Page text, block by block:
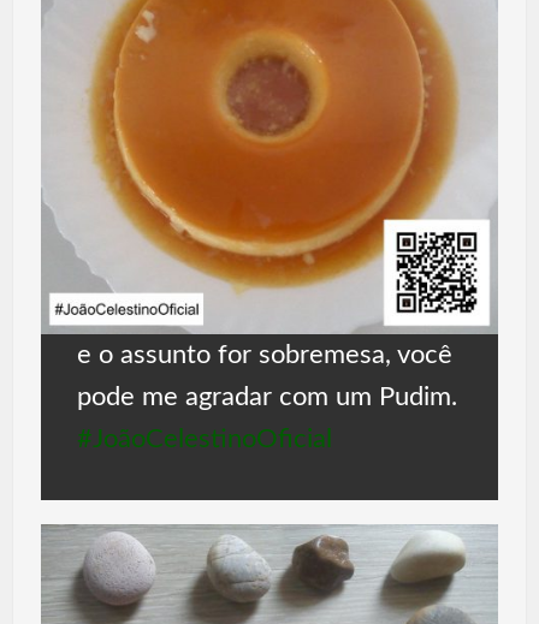
e o assunto for sobremesa, você
pode me agradar com um Pudim.
#JoãoCelestinoOficial